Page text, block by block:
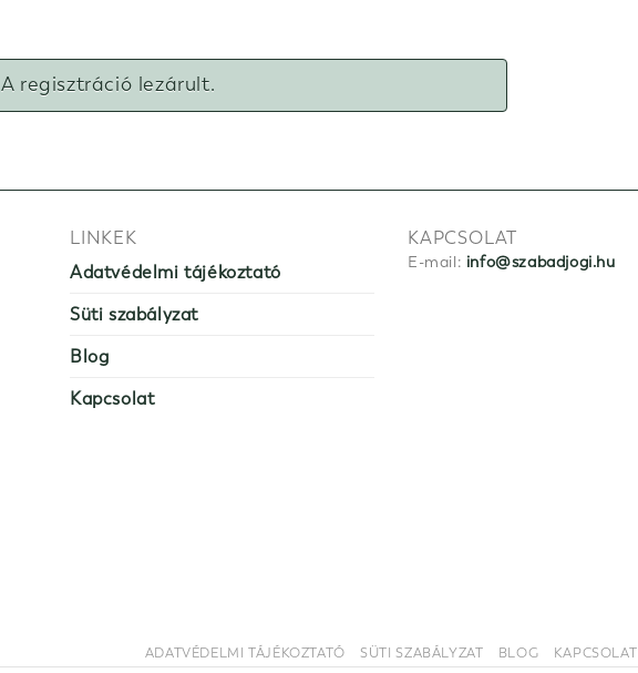
A regisztráció lezárult.
LINKEK
Adatvédelmi tájékoztató
Süti szabályzat
Blog
Kapcsolat
KAPCSOLAT
E-mail: info@szabadjogi.hu
ADATVÉDELMI TÁJÉKOZTATÓ SÜTI SZABÁLYZAT BLOG KAPCSOLAT